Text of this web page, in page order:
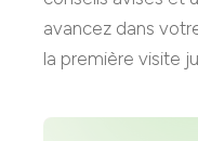
avancez dans
la première visite